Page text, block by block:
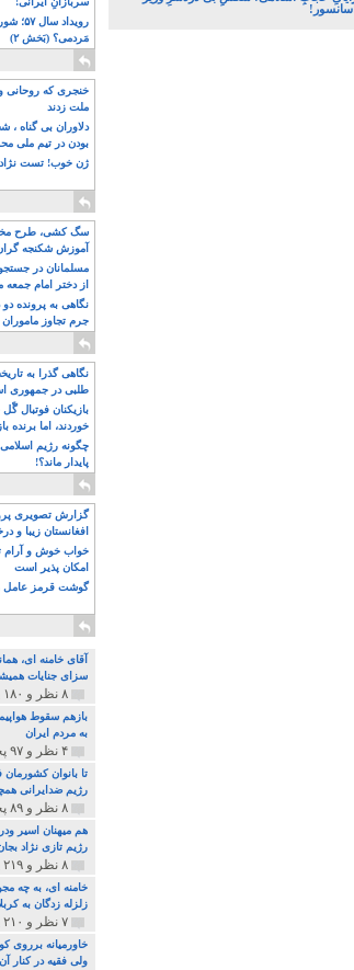
مَردمی؟ (بَخش ۲)
خنجری که روحانی
ملت زدند
دلاوران بی گناه
بودن در تیم ملی
ژن خوب! تست
سگ کشی، طرح
آموزش شکنجه
بیشتر
مسلمانان در
از دختر امام جمعه
مسلمان
نگاهی به پرونده
جرم تجاوز
آویز شدند!
نگاهی گذرا به
طلبی در جمهوری
بازیکنان فوتبال
خوردند، اما
چگونه رژیم
پایدار ماند؟!
گزارش تصویری
افغانستان زیبا و
خواب خوش و آرام
امکان پذیر است
گوشت قرمز عامل
آقای خامنه ای،
سزای جنایات
۸ نظر و ۱۸۰ پخش
بازهم سقوط
به مردم ایران
۴ نظر و ۹۷ پخش
تا بانوان
رژیم ضدایرانی
۸ نظر و ۸۹ پخش
هم میهنان اسیر
رژیم تازی نژاد
۸ نظر و ۲۱۹ پخش
زلزله زدگان به
۷ نظر و ۲۱۰ پخش
خاورمیانه برروی
ولی فقیه در کنار آن